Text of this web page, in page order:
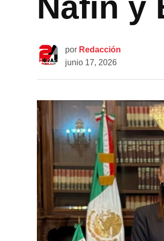
por Redacción
junio 17, 2026